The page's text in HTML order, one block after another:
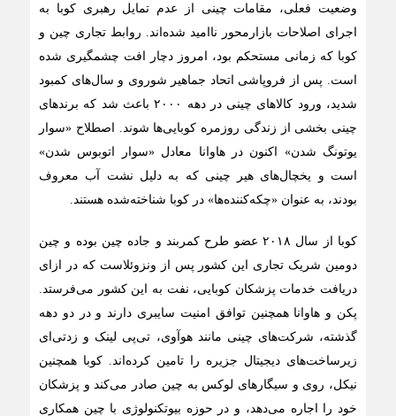
وضعیت فعلی، مقامات چینی از عدم تمایل رهبری کوبا به
اجرای اصلاحات بازار‌محور ناامید شده‌اند. روابط تجاری چین و
کوبا که زمانی مستحکم بود، امروز دچار افت چشمگیری شده
است. پس از فروپاشی اتحاد جماهیر شوروی و سال‌های کمبود
شدید، ورود کالاهای چینی در دهه ۲۰۰۰ باعث شد که برندهای
چینی بخشی از زندگی روزمره کوبایی‌ها شوند. اصطلاح «سوار
یوتونگ شدن» اکنون در هاوانا معادل «سوار اتوبوس شدن»
است و یخچال‌های هیر چینی که به دلیل نشت آب معروف
بودند، به عنوان «چکه‌کننده‌ها» در کوبا شناخته‌شده هستند.
کوبا از سال ۲۰۱۸ عضو طرح کمربند و جاده چین بوده و چین
دومین شریک تجاری این کشور پس از ونزوئلاست که در ازای
دریافت خدمات پزشکان کوبایی، نفت به این کشور می‌فرستد.
پکن و هاوانا همچنین توافق امنیت سایبری دارند و در دو دهه
گذشته، شرکت‌های چینی مانند هوآوی، تی‌پی لینک و زد‌تی‌ای
زیرساخت‌های دیجیتال جزیره را تامین کرده‌اند. کوبا همچنین
نیکل، روی و سیگارهای لوکس به چین صادر می‌کند و پزشکان
خود را اجاره می‌دهد، و در حوزه بیوتکنولوژی با چین همکاری